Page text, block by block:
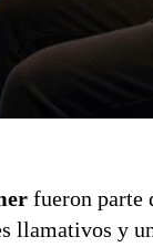
fueron parte
llamativos y